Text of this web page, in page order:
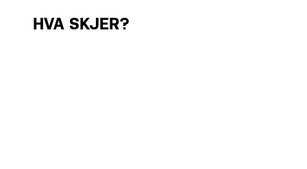
HVA SKJER?